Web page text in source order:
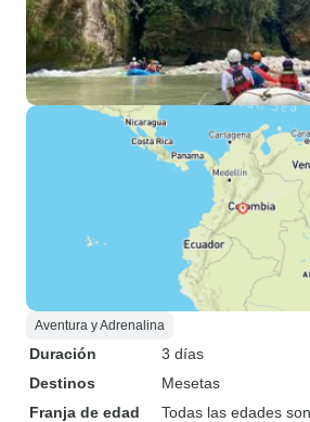
Aventura y Adrenalina
Duración
3 días
Destinos
Mesetas
Franja de edad
Todas las edades